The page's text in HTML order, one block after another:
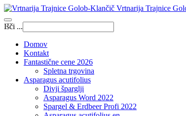
Vrtnarija Trajnice
Išči ...
Domov
Kontakt
Fantastične cene 2026
Spletna trgovina
Asparagus acutifolius
Divji šparglji
Asparagus Word 2022
Spargel & Erdbeer Profi 2022